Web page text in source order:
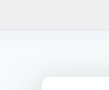
de se concentrer sur